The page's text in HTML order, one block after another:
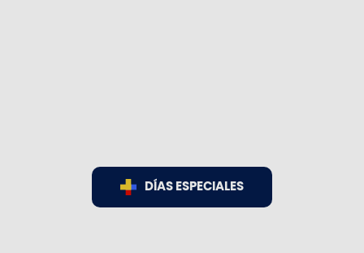
DÍAS ESPECIALES